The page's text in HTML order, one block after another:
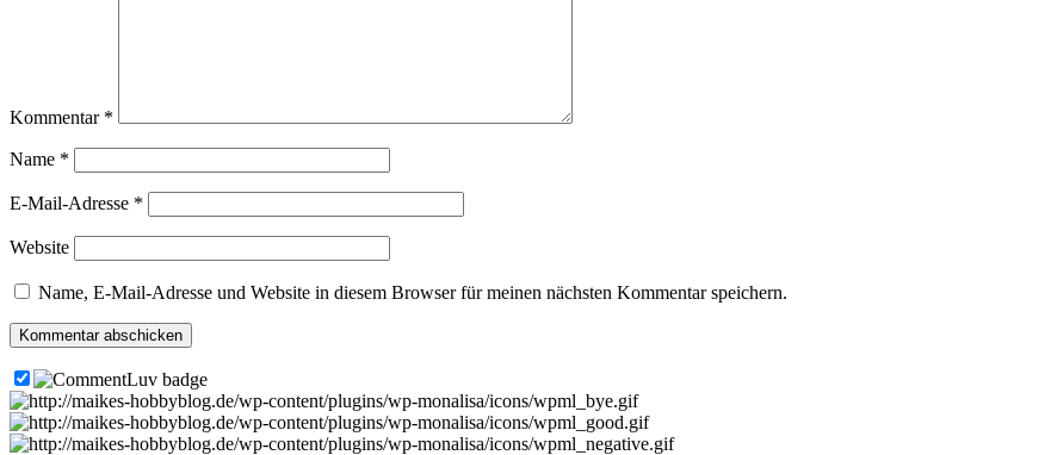
Kommentar *
Name *
E-Mail-Adresse *
Website
Name, E-Mail-Adresse und Website in diesem Browser für meinen nächsten Kommentar speichern.